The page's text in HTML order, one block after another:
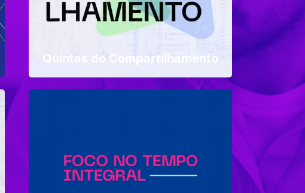
Quintas do Compartilhamento